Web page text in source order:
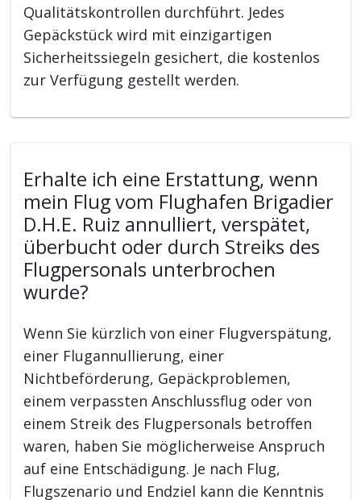
Qualitätskontrollen durchführt. Jedes
Gepäckstück wird mit einzigartigen
Sicherheitssiegeln gesichert, die kostenlos
zur Verfügung gestellt werden.
Erhalte ich eine Erstattung, wenn
mein Flug vom Flughafen Brigadier
D.H.E. Ruiz annulliert, verspätet,
überbucht oder durch Streiks des
Flugpersonals unterbrochen
wurde?
Wenn Sie kürzlich von einer Flugverspätung,
einer Flugannullierung, einer
Nichtbeförderung, Gepäckproblemen,
einem verpassten Anschlussflug oder von
einem Streik des Flugpersonals betroffen
waren, haben Sie möglicherweise Anspruch
auf eine Entschädigung. Je nach Flug,
Flugszenario und Endziel kann die Kenntnis